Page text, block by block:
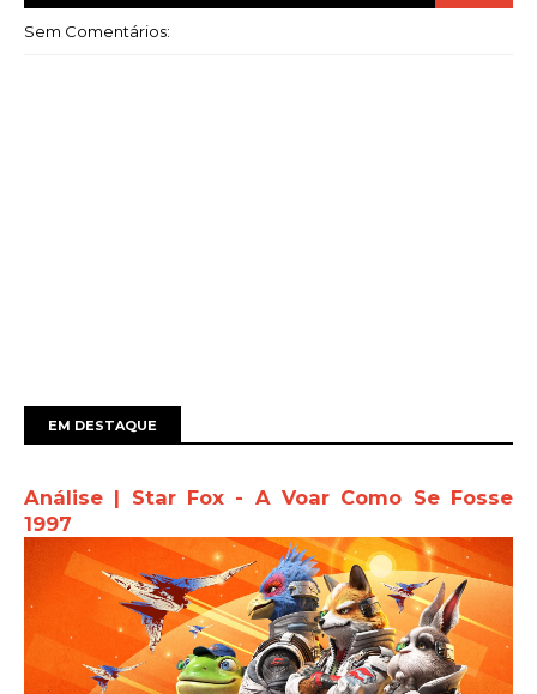
Sem Comentários:
EM DESTAQUE
Análise | Star Fox - A Voar Como Se Fosse
1997